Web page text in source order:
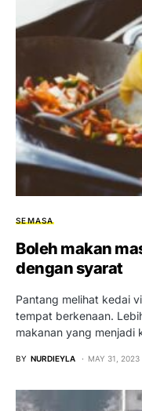
SEMASA
Boleh makan
dengan syarat
Pantang melihat kedai
tempat berkenaan.
makanan yang
BY NURDIEYLA MAY 31, 2023